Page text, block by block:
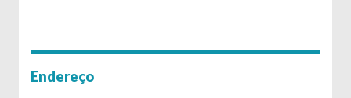
Endereço